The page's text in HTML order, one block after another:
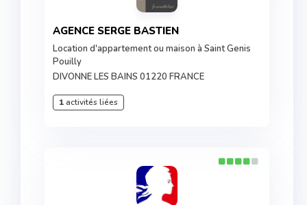
AGENCE SERGE BASTIEN
Location d'appartement ou maison à Saint Genis
Pouilly
DIVONNE LES BAINS 01220 FRANCE
1activités liées